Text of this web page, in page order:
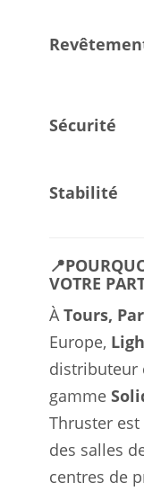
Sécurité
Stabilité
VOTRE
ÀTours,
Europe,
distributeur
gamme
Thruster
des salles
centres de